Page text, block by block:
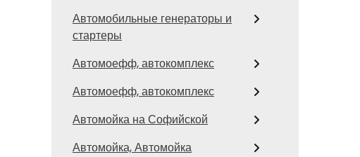
Автомобильные генераторы и
стартеры
Автомоефф, автокомплекс
Автомоефф, автокомплекс
Автомойка на Софийской
Автомойка, Автомойка